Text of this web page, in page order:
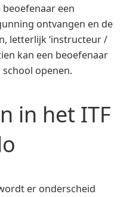
een
ontvangen en de
letterlijk ‘instructeur /
kan een beoefenaar
openen.
in het ITF
er onderscheid